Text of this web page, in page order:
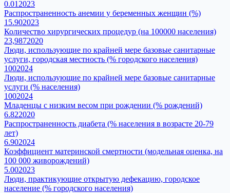
0.01 2023
Распространенность анемии у беременных женщин (%)
15.902023
Количество хирургических процедур (на 100000 населения)
23,9872020
Люди, использующие по крайней мере базовые санитарные
услуги, городская местность (% городского населения)
1002024
Люди, использующие по крайней мере базовые санитарные
услуги (% населения)
1002024
Младенцы с низким весом при рождении (% рождений)
6.822020
Распространенность диабета (% населения в возрасте 20-79
лет)
6.902024
Коэффициент материнской смертности (модельная оценка, на
100 000 живорождений)
5.002023
Люди, практикующие открытую дефекацию, городское
население (% городского населения)